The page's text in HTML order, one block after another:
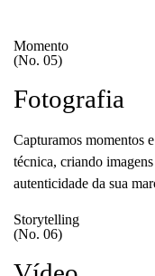
Momento
(No. 05)
Fotografia
Capturamos momentos
técnica, criando
autenticidade da sua
Storytelling
(No. 06)